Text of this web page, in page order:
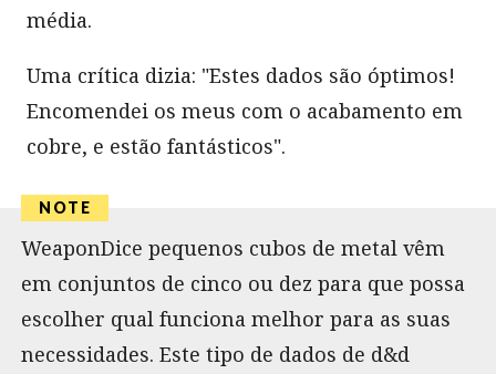
média.
Uma crítica dizia: "Estes dados são óptimos!
Encomendei os meus com o acabamento em
cobre, e estão fantásticos".
WeaponDice pequenos cubos de metal vêm
em conjuntos de cinco ou dez para que possa
escolher qual funciona melhor para as suas
necessidades. Este tipo de dados de d&d